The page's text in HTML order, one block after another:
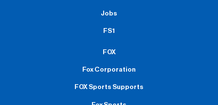
Jobs
FS1
FOX
Fox Corporation
FOX Sports Supports